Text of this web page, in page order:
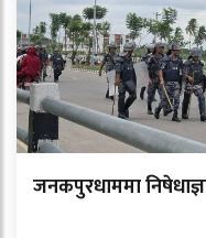
जनकपुरधाममा